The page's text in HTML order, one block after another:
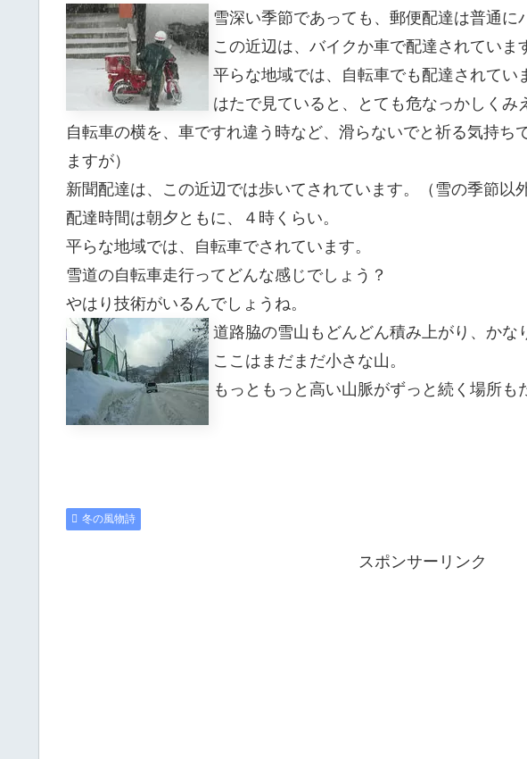
雪深い季節であっても、郵便配達は普通に
この近辺は、バイクか車で配達されていま
平らな地域では、自転車でも配達されてい
はたで見ていると、とても危なっかしくみ
自転車の横を、車ですれ違う時など、滑らないでと祈る気持ち
ますが）
新聞配達は、この近辺では歩いてされています。（雪の季節以外
配達時間は朝夕ともに、４時くらい。
平らな地域では、自転車でされています。
雪道の自転車走行ってどんな感じでしょう？
やはり技術がいるんでしょうね。
道路脇の雪山もどんどん積み上がり、かな
ここはまだまだ小さな山。
もっともっと高い山脈がずっと続く場所も
冬の風物詩
スポンサーリンク